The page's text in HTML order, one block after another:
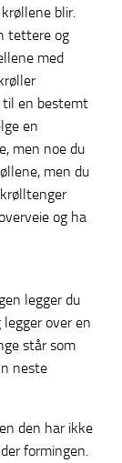
blir.
tettere og
med
til en bestemt
en
men noe du
men du
og ha
legger du
over en
står som
neste
den har ikke
formingen.